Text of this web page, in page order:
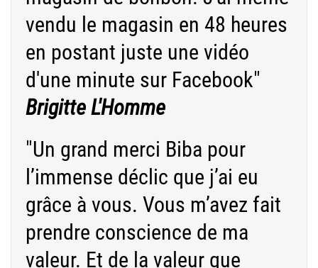
vendu le magasin en 48 heures
en postant juste une vidéo
d'une minute sur Facebook"
Brigitte L'Homme
"Un grand merci Biba pour
l’immense déclic que j’ai eu
grâce à vous. Vous m’avez fait
prendre conscience de ma
valeur. Et de la valeur que